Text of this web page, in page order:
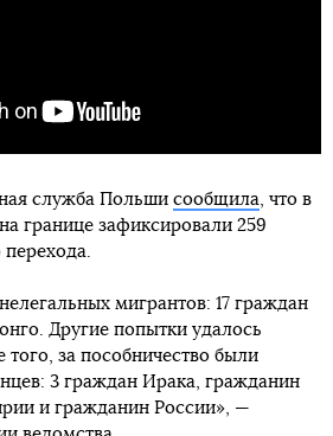
служба Польши сообщила , что в
границе зафиксировали 259
мигрантов: 17 граждан
Другие попытки удалось
того, за пособничество были
3 граждан Ирака, гражданин
и гражданин России», —